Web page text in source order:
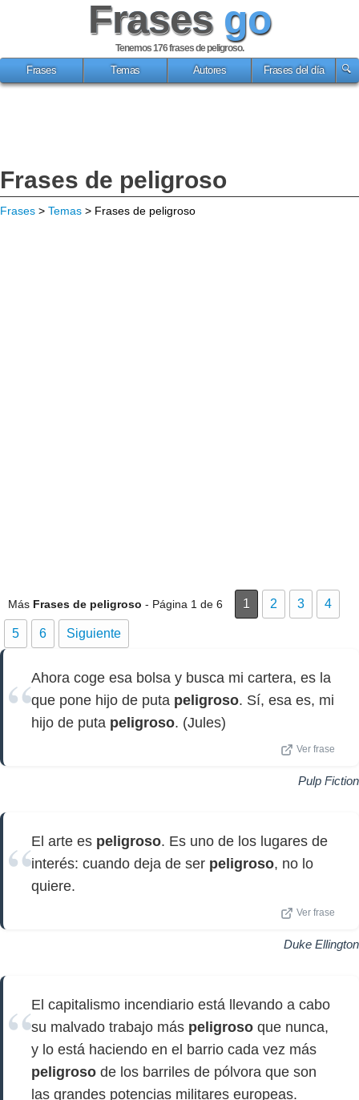
Frases go
Tenemos 176frases de peligroso.
Frases
Temas Autores Frases del día
Frases de peligroso
Frases > Temas > Frases de peligroso
Más Frases de peligroso - Página 1 de 6 1 2 3 4
5 6 Siguiente
Ahora coge esa bolsa y busca mi cartera, es la
que pone hijo de puta peligroso. Sí, esa es, mi
hijo de puta peligroso. (Jules)
Ver frase
Pulp Fiction
El arte es peligroso. Es uno de los lugares de
interés: cuando deja de ser peligroso, no lo
quiere.
Ver frase
Duke Ellington
El capitalismo incendiario está llevando a cabo
su malvado trabajo más peligroso que nunca,
y lo está haciendo en el barrio cada vez más
peligroso de los barriles de pólvora que son
las grandes potencias militares europeas.